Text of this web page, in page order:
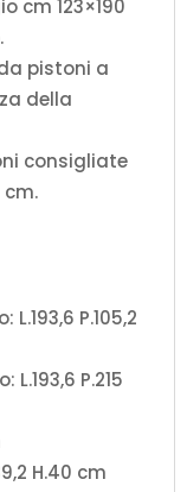
cm 123×190
pistoni a
della
consigliate
cm.
P.105,2
P.215
H.40 cm